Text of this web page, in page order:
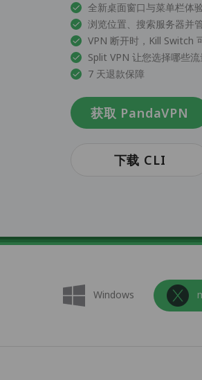
全新桌面窗口与菜单栏体
浏览位置、搜索服务器并
VPN 断开时，Kill Switch
Split VPN 让您选择哪些
7 天退款保障
获取 PandaVPN
下载 CLI
Windows